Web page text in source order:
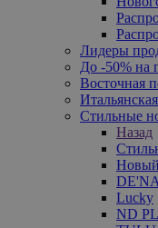
Лидеры
До -50% на
Восточная
Стильные
Назад
Lucky
ND